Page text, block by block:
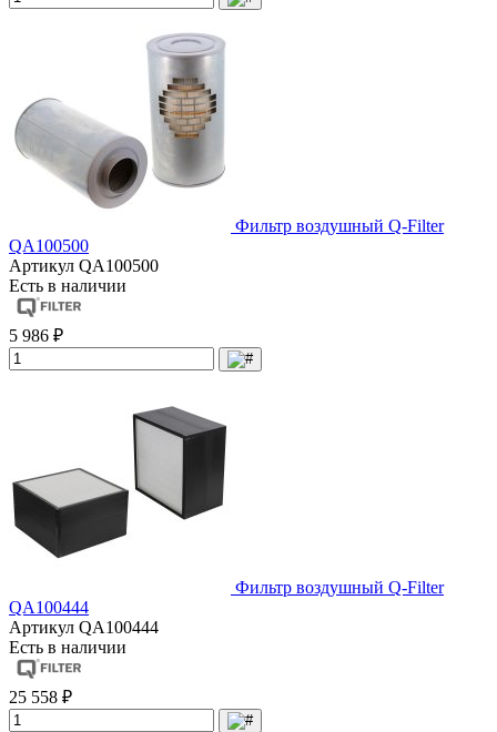
Фильтр воздушный Q-Filter
QA100500
Артикул QA100500
Есть в наличии
5 986 ₽
Фильтр воздушный Q-Filter
QA100444
Артикул QA100444
Есть в наличии
25 558 ₽